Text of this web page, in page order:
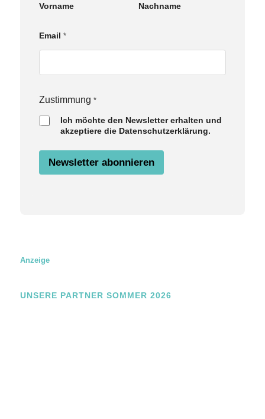
Vorname Nachname
Z
m
a
e
Email *
Zustimmung *
Ich möchte den Newsletter erhalten und
akzeptiere die Datenschutzerklärung.
Newsletter abonnieren
Anzeige
UNSERE PARTNER SOMMER 2026